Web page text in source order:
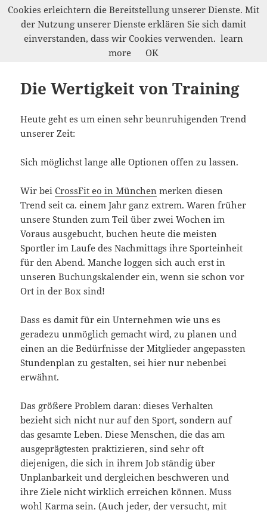
Marco Petrik
Die Wertigkeit von Training
Heute geht es um einen sehr beunruhigenden Trend
unserer Zeit:
Sich möglichst lange alle Optionen offen zu lassen.
Wir beiCrossFit eo in München merken diesen
Trend seit ca. einem Jahr ganz extrem. Waren früher
unsere Stunden zum Teil über zwei Wochen im
Voraus ausgebucht, buchen heute die meisten
Sportler im Laufe des Nachmittags ihre Sporteinheit
für den Abend. Manche loggen sich auch erst in
unseren Buchungskalender ein, wenn sie schon vor
Ort in der Box sind!
Dass es damit für ein Unternehmen wie uns es
geradezu unmöglich gemacht wird, zu planen und
einen an die Bedürfnisse der Mitglieder angepassten
Stundenplan zu gestalten, sei hier nur nebenbei
erwähnt.
Das größere Problem daran: dieses Verhalten
bezieht sich nicht nur auf den Sport, sondern auf
das gesamte Leben. Diese Menschen, die das am
ausgeprägtesten praktizieren, sind sehr oft
diejenigen, die sich in ihrem Job ständig über
Unplanbarkeit und dergleichen beschweren und
ihre Ziele nicht wirklich erreichen können. Muss
wohl Karma sein. (Auch jeder, der versucht, mit
Cookies erleichtern die Bereitstellung unserer Dienste. Mit
der Nutzung unserer Dienste erklären Sie sich damit
einverstanden, dass wir Cookies verwenden. learn
more
OK